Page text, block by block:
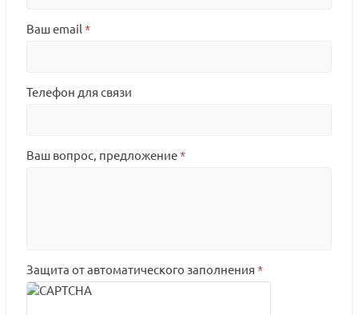
Ваш email *
Телефон для связи
Ваш вопрос, предложение*
Защита от автоматического заполнения *